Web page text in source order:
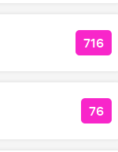
716
76